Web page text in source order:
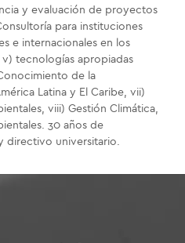
y evaluación de proyectos
para instituciones
e internacionales en los
tecnologías apropiadas
de la
Latina y El Caribe, vii)
viii) Gestión Climática,
30 años de
directivo universitario.